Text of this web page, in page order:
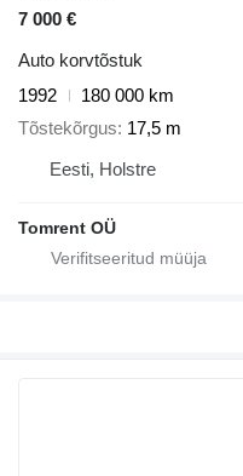
7 000 €
Auto korvtõstuk
1992
180 000 km
Tõstekõrgus 17,5 m
Eesti, Holstre
Tomrent OÜ